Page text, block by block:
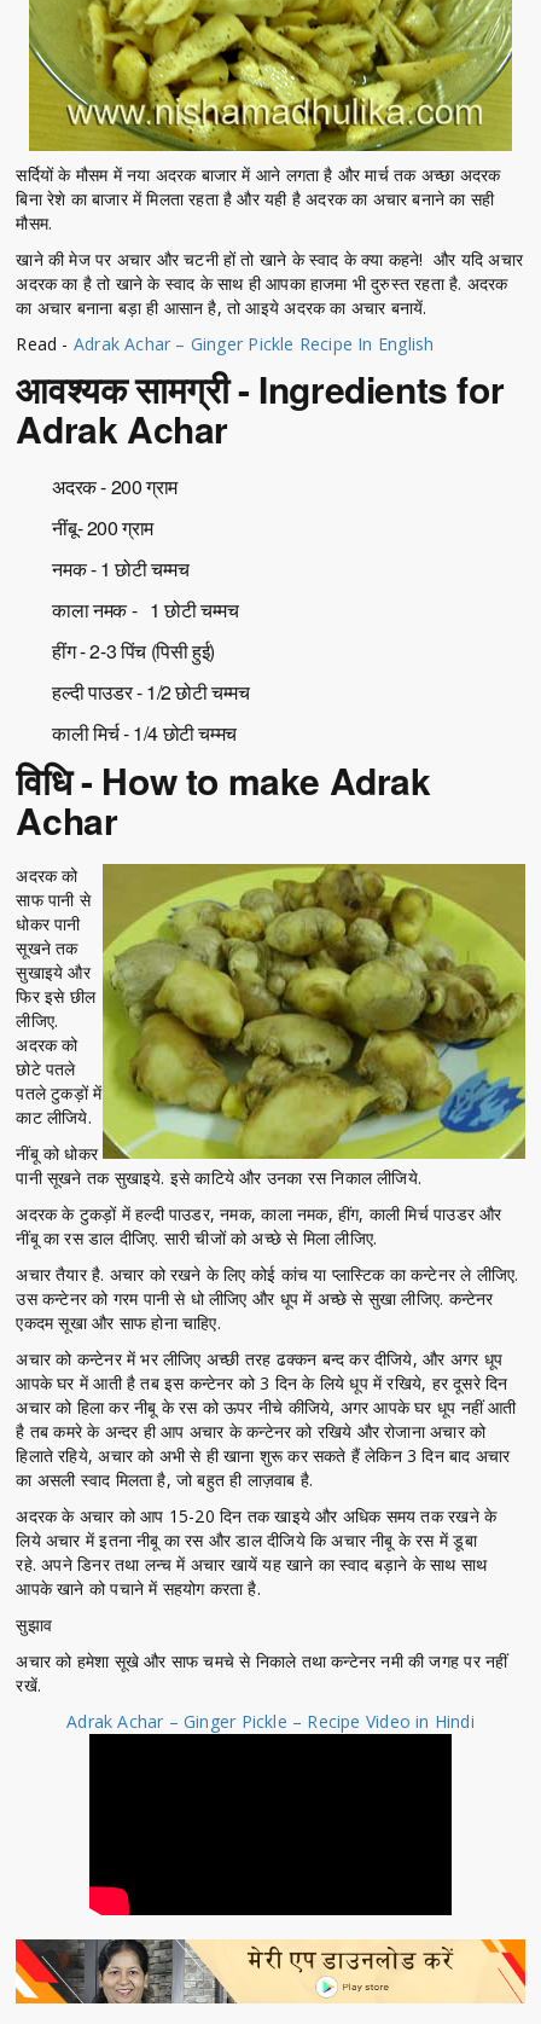
सर्दियों के मौसम में नया अदरक बाजार में आने लगता है और मार्च तक अच्छा अदरक
बिना रेशे का बाजार में मिलता रहता है और यही है अदरक का अचार बनाने का सही
मौसम.
खाने की मेज पर अचार और चटनी हों तो खाने के स्वाद के क्या कहने! और यदि अचार
अदरक का है तो खाने के स्वाद के साथ ही आपका हाजमा भी दुरुस्त रहता है. अदरक
का अचार बनाना बड़ा ही आसान है, तो आइये अदरक का अचार बनायें.
Read - Adrak Achar – Ginger Pickle Recipe In English
आवश्यक सामग्री - Ingredients for
Adrak Achar
अदरक - 200 ग्राम
नींबू- 200 ग्राम
नमक - 1 छोटी चम्मच
काला नमक - 1 छोटी चम्मच
हींग - 2-3 पिंच (पिसी हुई)
हल्दी पाउडर - 1/2 छोटी चम्मच
काली मिर्च - 1/4 छोटी चम्मच
विधि - How to make Adrak
Achar
अदरक को
साफ पानी से
धोकर पानी
सूखने तक
सुखाइये और
फिर इसे छील
लीजिए.
अदरक को
छोटे पतले
पतले टुकड़ों में
काट लीजिये.
नींबू को धोकर
पानी सूखने तक सुखाइये. इसे काटिये और उनका रस निकाल लीजिये.
अदरक के टुकड़ों में हल्दी पाउडर, नमक, काला नमक, हींग, काली मिर्च पाउडर और
नींबू का रस डाल दीजिए. सारी चीजों को अच्छे से मिला लीजिए.
अचार तैयार है. अचार को रखने के लिए कोई कांच या प्लास्टिक का कन्टेनर ले लीजिए.
उस कन्टेनर को गरम पानी से धो लीजिए और धूप में अच्छे से सुखा लीजिए. कन्टेनर
एकदम सूखा और साफ होना चाहिए.
अचार को कन्टेनर में भर लीजिए अच्छी तरह ढक्कन बन्द कर दीजिये, और अगर धूप
आपके घर में आती है तब इस कन्टेनर को 3 दिन के लिये धूप में रखिये, हर दूसरे दिन
अचार को हिला कर नीबू के रस को ऊपर नीचे कीजिये, अगर आपके घर धूप नहीं आती
है तब कमरे के अन्दर ही आप अचार के कन्टेनर को रखिये और रोजाना अचार को
हिलाते रहिये, अचार को अभी से ही खाना शुरू कर सकते हैं लेकिन 3 दिन बाद अचार
का असली स्वाद मिलता है, जो बहुत ही लाज़वाब है.
अदरक के अचार को आप 15-20 दिन तक खाइये और अधिक समय तक रखने के
लिये अचार में इतना नीबू का रस और डाल दीजिये कि अचार नीबू के रस में डूबा
रहे. अपने डिनर तथा लन्च में अचार खायें यह खाने का स्वाद बड़ाने के साथ साथ
आपके खाने को पचाने में सहयोग करता है.
सुझाव
अचार को हमेशा सूखे और साफ चमचे से निकाले तथा कन्टेनर नमी की जगह पर नहीं
रखें.
Adrak Achar – Ginger Pickle – Recipe Video in Hindi